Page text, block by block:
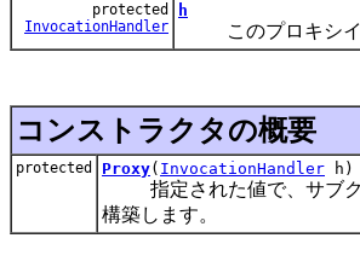
protected
InvocationHandler
h
このプロキシイ
コンストラクタの概要
protected Proxy( InvocationHandler h)
指定された値で、サブク
構築します。